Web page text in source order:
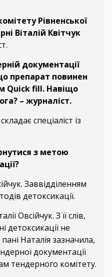
Рівненської
Віталій Квітчук
документації
препарат повинен
Quick fill. Навіщо
– журналіст.
спеціаліст із
з метою
Заввідділенням
детоксикації.
Овсійчук. З її слів,
детоксикації не
Наталія зазначила,
документації
тендерного комітету.